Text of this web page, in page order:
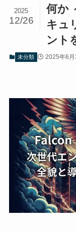
何か
キュ
ント
2025
12/26
未分類 2025年6月